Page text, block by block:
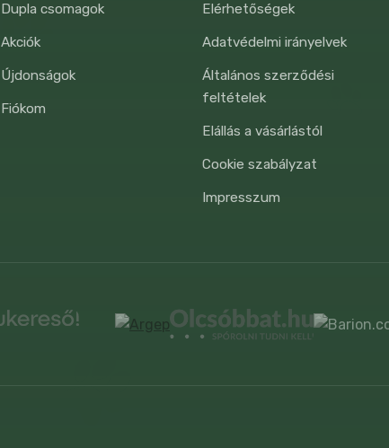
Dupla csomagok
Akciók
Újdonságok
Fiókom
Elérhetőségek
Adatvédelmi irányelvek
Általános szerződési
feltételek
Elállás a vásárlástól
Cookie szabályzat
Impresszum